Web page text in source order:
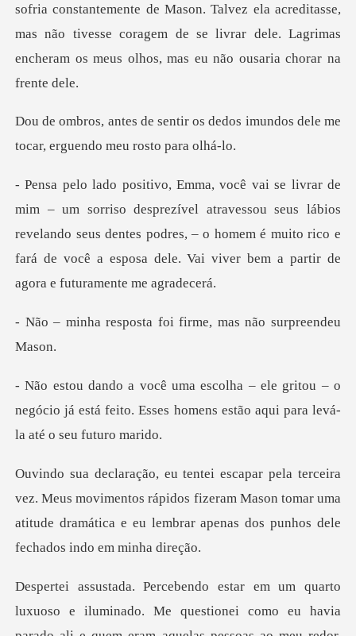
sofria constantemente de Mason. Talvez ela acreditasse,
mas não tivesse coragem
s dedos imundos dele me
tocar, e
atravessou seus lábios
revelando seus dentes podres, – o homem é muito rico e
fará
ta foi firme, mas nã
tou – o
negócio já está feito. Esses homens es
movimentos rápidos fizeram Mason tomar uma
atitude dramática e e
havia